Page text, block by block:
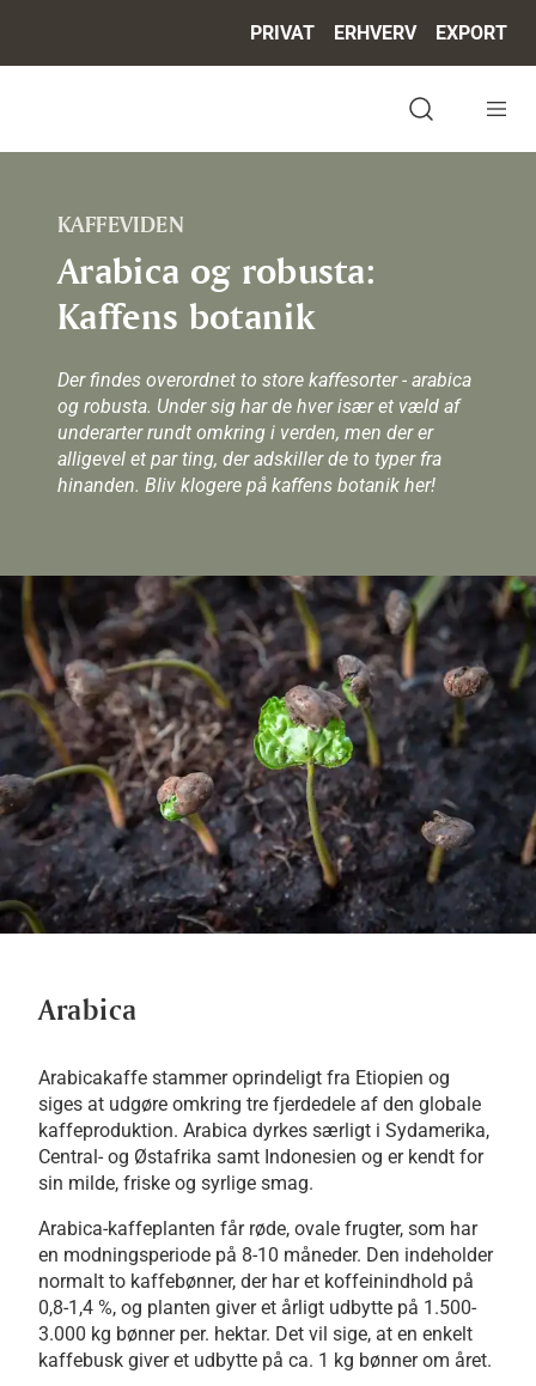
PRIVAT ERHVERV EXPORT
Fødevaresikkerhed &
Kaffeviden
Kontakt
KAFFEVIDEN
Arabica og robusta:
Kaffens botanik
Der findes overordnet to store kaffesorter - arabica
og robusta. Under sig har de hver især et væld af
underarter rundt omkring i verden, men der er
alligevel et par ting, der adskiller de to typer fra
hinanden. Bliv klogere på kaffens botanik her!
Arabica
Arabicakaffe stammer oprindeligt fra Etiopien og
siges at udgøre omkring tre fjerdedele af den globale
kaffeproduktion. Arabica dyrkes særligt i Sydamerika,
Central- og Østafrika samt Indonesien og er kendt for
sin milde, friske og syrlige smag.
Arabica-kaffeplanten får røde, ovale frugter, som har
en modningsperiode på 8-10 måneder. Den indeholder
normalt to kaffebønner, der har et koffeinindhold på
0,8-1,4 %, og planten giver et årligt udbytte på 1.500-
3.000 kg bønner per. hektar. Det vil sige, at en enkelt
kaffebusk giver et udbytte på ca. 1 kg bønner om året.